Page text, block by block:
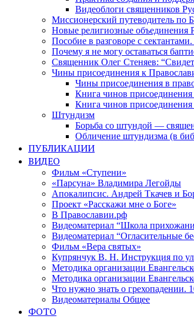
Видеоблоги священников
Миссионерский путеводитель по
Новые религиозные объединения
Пособие в разговоре с
Почему я не могу оставаться
Священник Олег Стеняев:
Чины присоединения к
Чины присоединения в
Книга чинов
Книга чинов
Штундизм
Борьба со штундой —
Обличение штундизма (в
ПУБЛИКАЦИИ
ВИДЕО
Фильм «Ступени»
«Парсуна» Владимира Легойды
Апокалипсис. Андрей Ткачев и
Проект «Расскажи мне о Боге»
В Православии.рф
Видеоматериал “Школа
Видеоматериал “Огласительные
Фильм «Вера святых»
Купрянчук В. Н. Инструкция по
Методика организации
Методика организации
Что нужно знать о грехопадении.
Видеоматериалы Общее
ФОТО